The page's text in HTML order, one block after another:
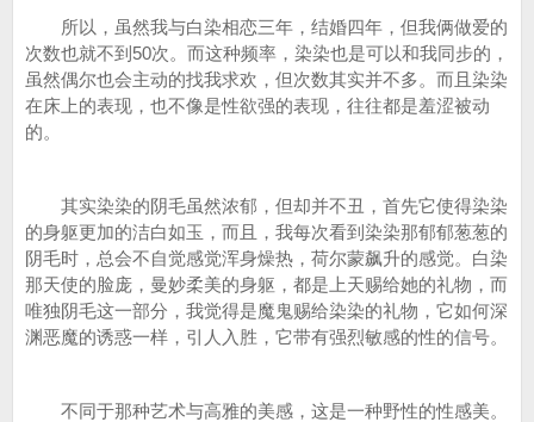
所以，虽然我与白染相恋三年，结婚四年，但我俩做爱的
次数也就不到50次。而这种频率，染染也是可以和我同步的，
虽然偶尔也会主动的找我求欢，但次数其实并不多。而且染染
在床上的表现，也不像是性欲强的表现，往往都是羞涩被动
的。
其实染染的阴毛虽然浓郁，但却并不丑，首先它使得染染
的身躯更加的洁白如玉，而且，我每次看到染染那郁郁葱葱的
阴毛时，总会不自觉感觉浑身燥热，荷尔蒙飙升的感觉。白染
那天使的脸庞，曼妙柔美的身躯，都是上天赐给她的礼物，而
唯独阴毛这一部分，我觉得是魔鬼赐给染染的礼物，它如何深
渊恶魔的诱惑一样，引人入胜，它带有强烈敏感的性的信号。
不同于那种艺术与高雅的美感，这是一种野性的性感美。